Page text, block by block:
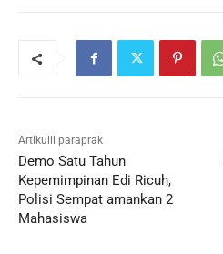
Artikulli paraprak
Demo Satu Tahun
Kepemimpinan Edi Ricuh,
Polisi Sempat amankan 2
Mahasiswa